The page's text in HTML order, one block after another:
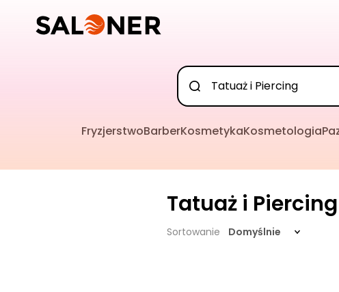
FryzjerstwoBarberKosmetykaKosmetologia
Tatuaż i Piercing
Sortowanie Domyślnie